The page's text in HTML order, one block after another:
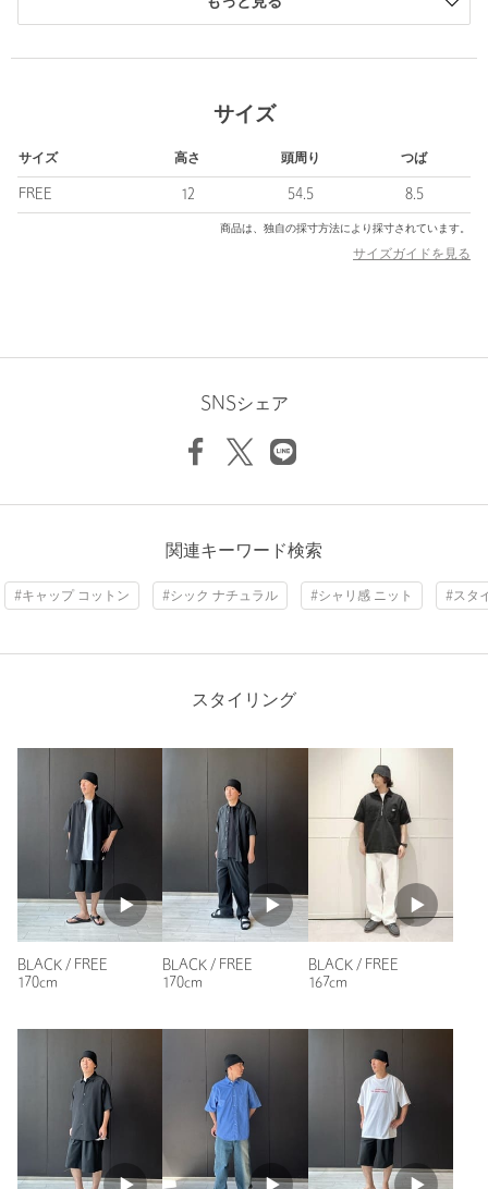
タイリングに取り入れやすい２色をラインナップしました。
リネンの糸をざっくりと編み上げたニット素材を採用。
のケアに対応しているのもうれしいポイントです。
■コーディネート
合わせやすいオーセンティックなフォルムで、幅広いカジュアル
■メーカー品番：RL-26-1416BY
「被ってみたくなる帽子」をコンセプトに展開する、ハイセンス
【注意事項】
※商品に「取り扱い上の注意書き」、「洗濯表示」がございます
店舗へお問い合わせの際は、全国のBEAUTY&YOUTH各店舗まで
下記の品名/品番をお申し付けください。
品名：Racal LK SAILORHAT BYSP 品番：14385000052
商品詳細
注文キャンセル 対象商品
返品 対象商品 返品等について
カテゴリー ハット
リネン100％
サイズ
サイズ 高さ 頭周り つば
FREE 12 54.5 8.5
商品は、独自の採寸方法により採寸されています。
サイズガイドを見る
SNSシェア
関連キーワード検索
#キャップ コットン #シック ナチュラル #シャリ感 ニット #スタ
スタイリング
BLACK / FREE
170cm
BLACK / FREE
170cm
BLACK / FREE
167cm